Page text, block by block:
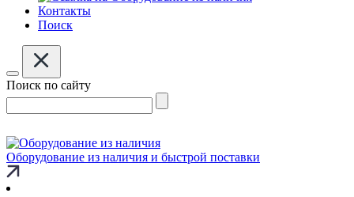
Контакты
Поиск
Поиск по сайту
Оборудование из наличия и быстрой поставки